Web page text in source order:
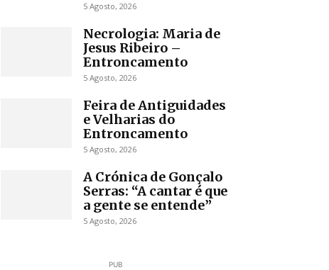
5 Agosto, 2026
Necrologia: Maria de
Jesus Ribeiro –
Entroncamento
5 Agosto, 2026
Feira de Antiguidades
e Velharias do
Entroncamento
5 Agosto, 2026
A Crónica de Gonçalo
Serras: “A cantar é que
a gente se entende”
5 Agosto, 2026
PUB